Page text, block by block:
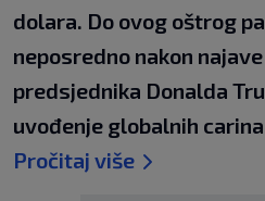
dolara. Do ovog oštrog
neposredno nakon
predsjednika Donalda
uvođenje globalnih
Pročitaj više